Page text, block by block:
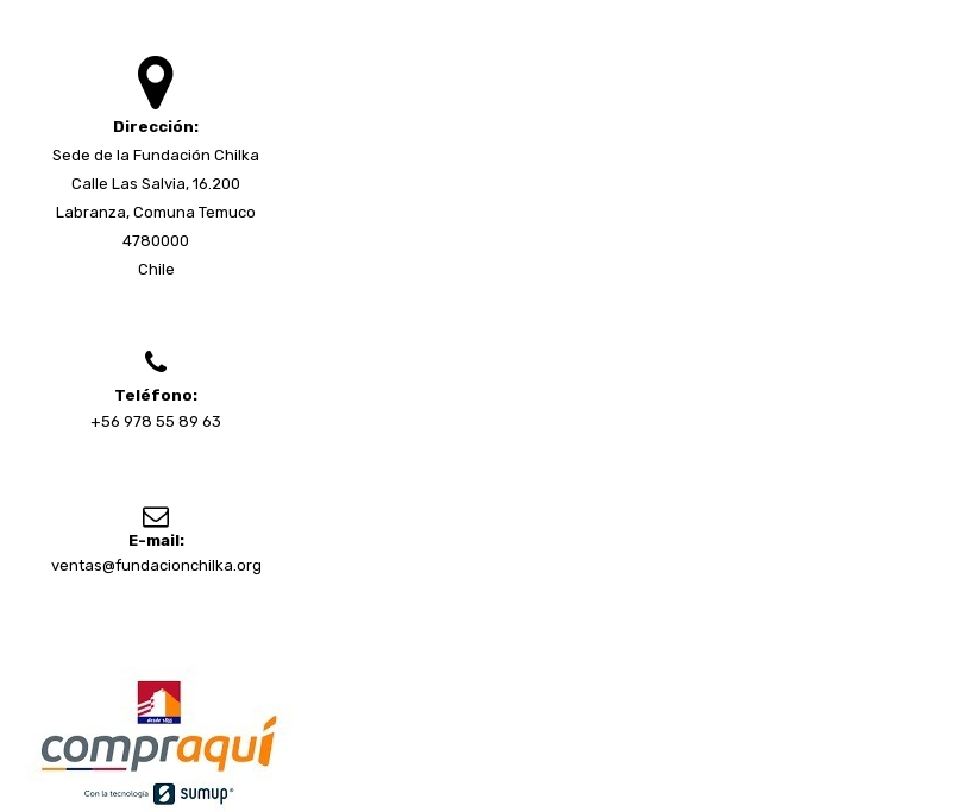
Dirección:
Sede de la Fundación Chilka
Calle Las Salvia, 16.200
Labranza, Comuna Temuco
4780000
Chile
Teléfono:
+56 978 55 89 63
E-mail:
ventas@fundacionchilka.org